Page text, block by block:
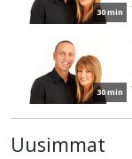
30 min
30 min
Uusimmat